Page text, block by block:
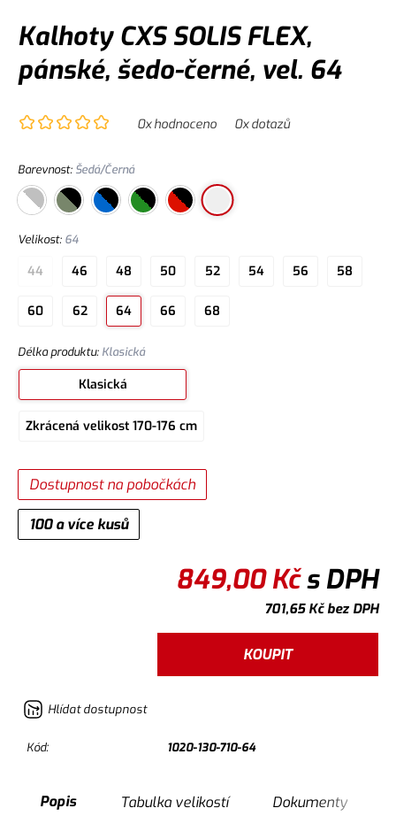
Kalhoty CXS SOLIS FLEX,
pánské, šedo-černé, vel. 64
0x hodnoceno 0x dotazů
Barevnost: Šedá/Černá
Velikost: 64
44 46 48 50 52 54 56 58
60 62 64 66 68
Délka produktu: Klasická
Klasická
Zkrácená velikost 170-176 cm
100 a více kusů
Dostupnost na pobočkách
849,00Kčs DPH
701,65Kčbez DPH
KOUPIT
Hlídat dostupnost
Kód: 1020-130-710-64
Popis Tabulka velikostí Dokumenty